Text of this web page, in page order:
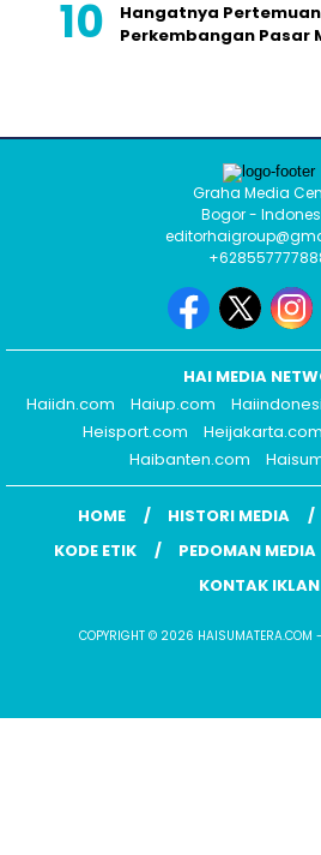
Hangatnya
Perkembangan Pasar
Graha Media
Bogor -
HAI MEDIA
Haiidn.com
Haiup.com
Heisport.com
Heijakarta.com
Haibanten.com
HOME HISTORI MEDIA
KODE ETIK
PEDOMAN MEDIA
KONTAK IKLAN
COPYRIGHT © 2026 HAISUMATERA.COM